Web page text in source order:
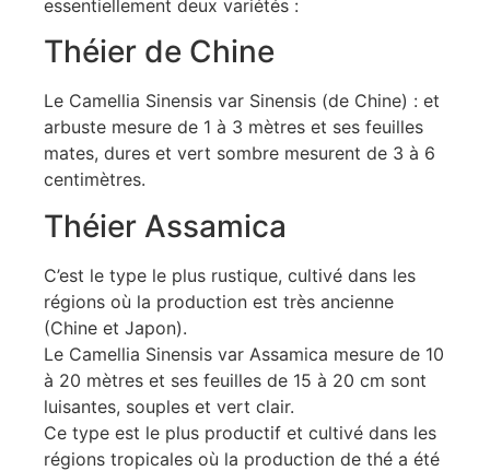
essentiellement deux variétés :
Théier de Chine
Le Camellia Sinensis var Sinensis (de Chine) : et
arbuste mesure de 1 à 3 mètres et ses feuilles
mates, dures et vert sombre mesurent de 3 à 6
centimètres.
Théier Assamica
C’est le type le plus rustique, cultivé dans les
régions où la production est très ancienne
(Chine et Japon).
Le Camellia Sinensis var Assamica mesure de 10
à 20 mètres et ses feuilles de 15 à 20 cm sont
luisantes, souples et vert clair.
Ce type est le plus productif et cultivé dans les
régions tropicales où la production de thé a été